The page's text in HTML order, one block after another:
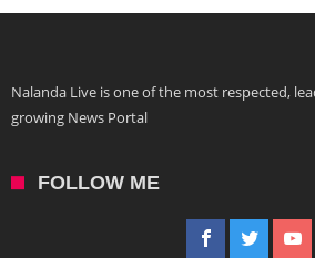
Nalanda Live is one of the most respected,
growing News Portal
FOLLOW ME